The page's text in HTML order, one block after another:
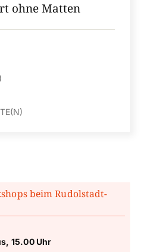
ohne Matten
beim Rudolstadt-
15.00 Uhr